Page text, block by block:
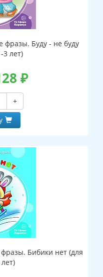
фразы. Буду - не буду
3 лет)
₽
+
Бибики нет (для